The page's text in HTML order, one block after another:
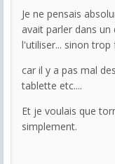
Je ne pensais
avait parler dans
l'utiliser... sinon trop
car il y a pas mal
tablette etc....
Et je voulais que
simplement.